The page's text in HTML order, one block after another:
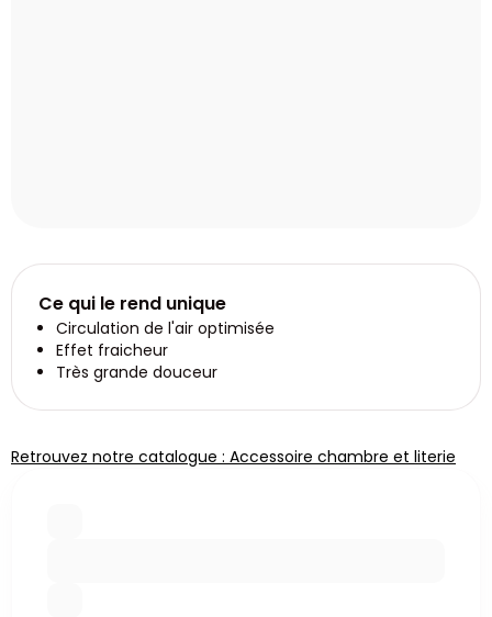
Ce qui le rend unique
Circulation de l'air optimisée
Effet fraicheur
Très grande douceur
Retrouvez notre catalogue : Accessoire chambre et literie